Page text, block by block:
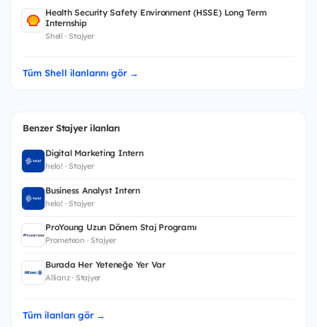
Health Security Safety Environment (HSSE) Long Term
Internship
Shell · Stajyer
Tüm Shell ilanlarını gör →
Benzer Stajyer ilanları
Digital Marketing Intern
helo! · Stajyer
Business Analyst Intern
helo! · Stajyer
ProYoung Uzun Dönem Staj Programı
Prometeon · Stajyer
Burada Her Yeteneğe Yer Var
Allianz · Stajyer
Tüm ilanları gör →